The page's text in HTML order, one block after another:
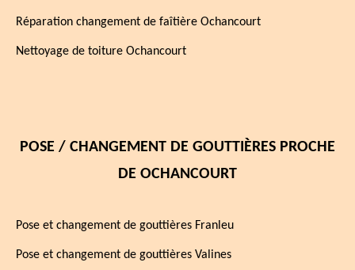
Réparation changement de faîtière Ochancourt
Nettoyage de toiture Ochancourt
POSE / CHANGEMENT DE GOUTTIÈRES PROCHE
DE OCHANCOURT
Pose et changement de gouttières Franleu
Pose et changement de gouttières Valines